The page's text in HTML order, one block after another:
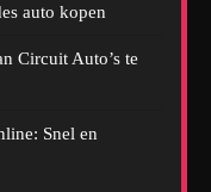
auto kopen
Circuit Auto’s te
Snel en